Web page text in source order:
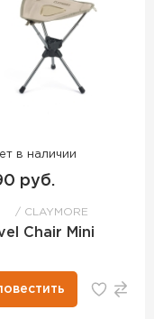
в наличии
руб.
CLAYMORE
Chair Mini